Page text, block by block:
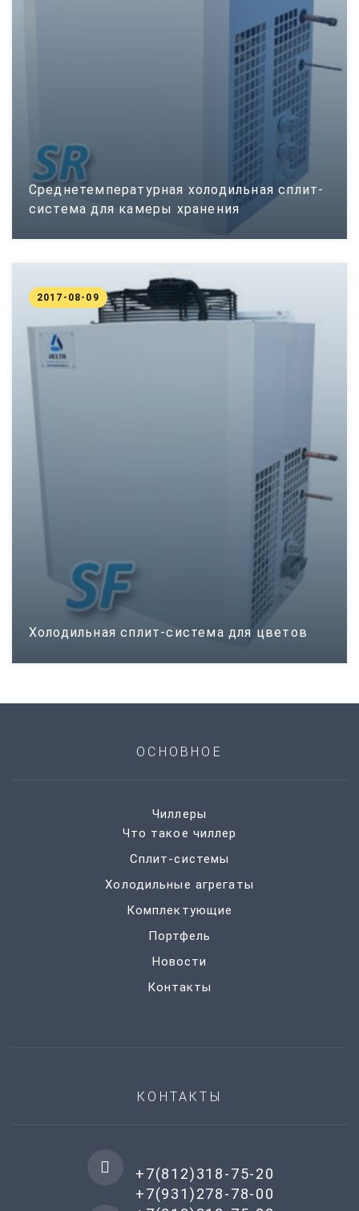
Среднетемпературная холодильная сплит-
система для камеры хранения
Холодильная сплит-система для цветов
2017-08-09
ОСНОВНОЕ
Чиллеры
Что такое чиллер
Сплит-системы
Холодильные агрегаты
Комплектующие
Портфель
Новости
Контакты
КОНТАКТЫ
+7(812)318-75-20
+7(931)278-78-00